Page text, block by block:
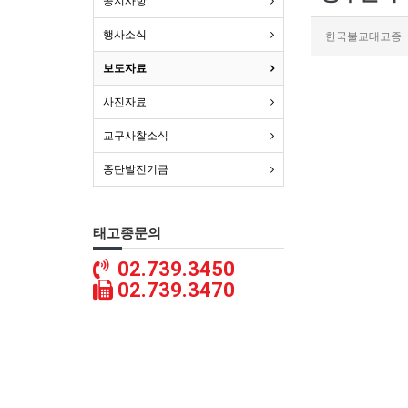
한국불교태고종
행사소식
보도자료
사진자료
교구사찰소식
종단발전기금
태고종문의
02.739.3450
02.739.3470